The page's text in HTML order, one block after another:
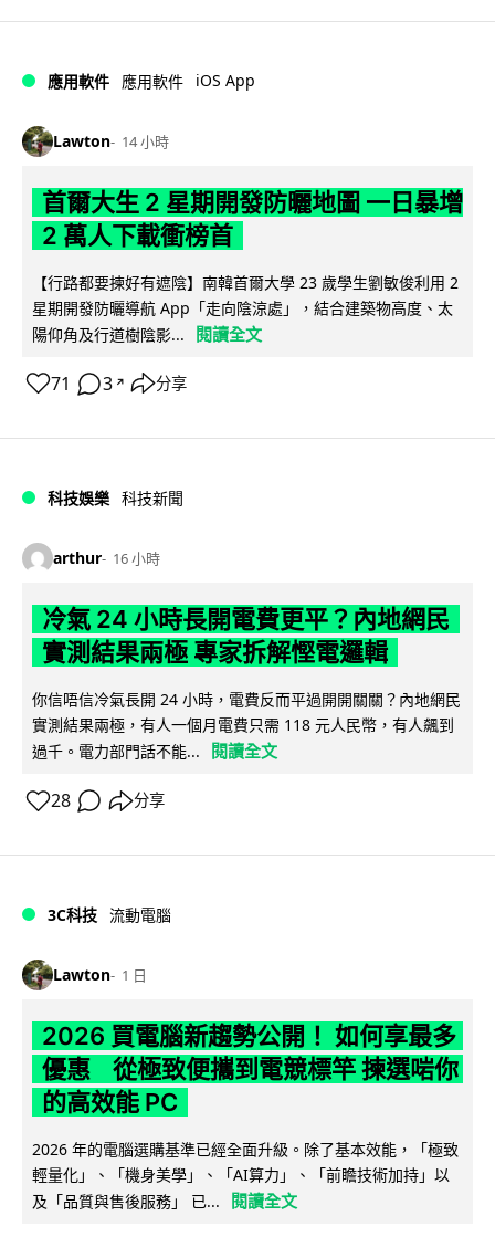
應用軟件 應用軟件 iOS App
Lawton 14 小時
首爾大生 2 星期開發防曬地圖 一日暴增
2 萬人下載衝榜首
【行路都要揀好有遮陰】南韓首爾大學 23 歲學生劉敏俊利用 2
星期開發防曬導航 App「走向陰涼處」，結合建築物高度、太
陽仰角及行道樹陰影...
閱讀全文
71 3 ↗ 分享
科技娛樂 科技新聞
arthur 16 小時
冷氣 24 小時長開電費更平？內地網民
實測結果兩極 專家拆解慳電邏輯
你信唔信冷氣長開 24 小時，電費反而平過開開關關？內地網民
實測結果兩極，有人一個月電費只需 118 元人民幣，有人飆到
過千。電力部門話不能...
閱讀全文
28 分享
3C科技 流動電腦
Lawton 1 日
2026 買電腦新趨勢公開！ 如何享最多
優惠 從極致便攜到電競標竿 揀選啱你
的高效能 PC
2026 年的電腦選購基準已經全面升級。除了基本效能，「極致
輕量化」、「機身美學」、「AI算力」、「前瞻技術加持」以
及「品質與售後服務」 已...
閱讀全文